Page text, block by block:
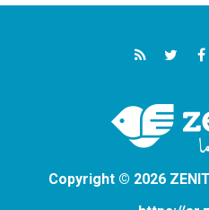
Copyright © 2026